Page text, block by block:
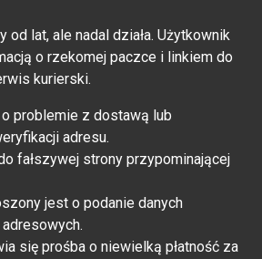
od lat, ale nadal działa. Użytkownik
o rzekomej paczce i linkiem do
kurierski.
problemie z dostawą lub
adresu.
fałszywej strony przypominającej
jest o podanie danych
się prośba o niewielką płatność za